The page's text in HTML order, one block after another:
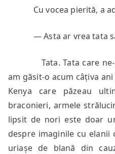
Cu vocea pierită, a
— Asta ar vrea tata
Tata. Tata care ne-a
am găsit-o acum câțiva
Kenya care păzeau
braconieri, armele
lipsit de nori este doar
despre imaginile cu
uriașe de blană din